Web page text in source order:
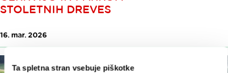
Ta spletna stran vsebuje piškotke
STOLETNIH DREVES
16. mar. 2026